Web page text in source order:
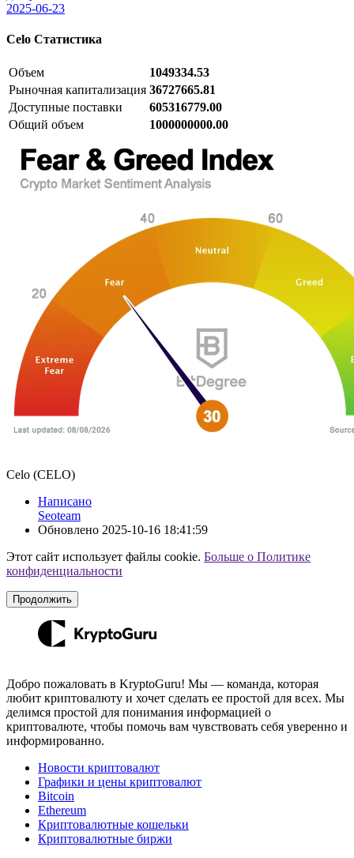
2025-06-23
Celo Статистика
Объем
1049334.53
Рыночная капитализация 36727665.81
Доступные поставки
605316779.00
Общий объем
1000000000.00
Celo (CELO)
Написано
Seoteam
Обновлено 2025-10-16 18:41:59
Этот сайт использует файлы cookie. Больше о Политике
конфиденциальности
Продолжить
Добро пожаловать в KryptoGuru! Мы — команда, которая
любит криптовалюту и хочет сделать ее простой для всех. Мы
делимся простой для понимания информацией о
криптовалюте, чтобы помочь вам чувствовать себя уверенно и
информированно.
Новости криптовалют
Графики и цены криптовалют
Bitcoin
Ethereum
Криптовалютные кошельки
Криптовалютные биржи